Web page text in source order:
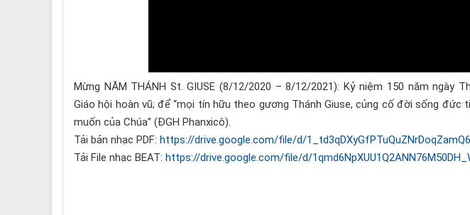
Mừng NĂM THÁNH St. GIUSE (8/12/2020 – 8/12/2021): Kỷ niệm 150 năm ngày
Giáo hội hoàn vũ; để “mọi tín hữu theo gương Thánh Giuse, củng cố đời sống đức
muốn của Chúa” (ĐGH Phanxicô).
Tải bản nhạc PDF: https://drive.google.com/file/d/
Tải File nhạc BEAT: https://drive.google.com/file/d/